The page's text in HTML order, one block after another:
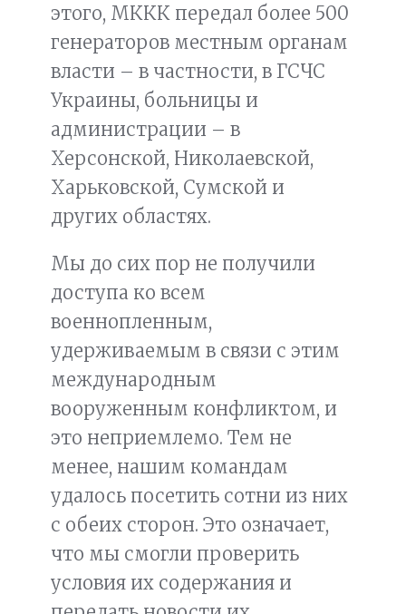
этого, МККК передал более 500
генераторов местным органам
власти – в частности, в ГСЧС
Украины, больницы и
администрации – в
Херсонской, Николаевской,
Харьковской, Сумской и
других областях.
Мы до сих пор не получили
доступа ко всем
военнопленным,
удерживаемым в связи с этим
международным
вооруженным конфликтом, и
это неприемлемо. Тем не
менее, нашим командам
удалось посетить сотни из них
с обеих сторон. Это означает,
что мы смогли проверить
условия их содержания и